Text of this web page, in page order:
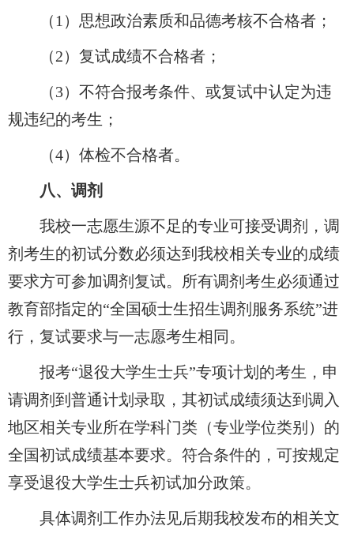
（1）思想政治素质和品德考核不合格者；
（2）复试成绩不合格者；
（3）不符合报考条件、或复试中认定为违
规违纪的考生；
（4）体检不合格者。
八、调剂
我校一志愿生源不足的专业可接受调剂，调
剂考生的初试分数必须达到我校相关专业的成绩
要求方可参加调剂复试。所有调剂考生必须通过
教育部指定的“全国硕士生招生调剂服务系统”进
行，复试要求与一志愿考生相同。
报考“退役大学生士兵”专项计划的考生，申
请调剂到普通计划录取，其初试成绩须达到调入
地区相关专业所在学科门类（专业学位类别）的
全国初试成绩基本要求。符合条件的，可按规定
享受退役大学生士兵初试加分政策。
具体调剂工作办法见后期我校发布的相关文